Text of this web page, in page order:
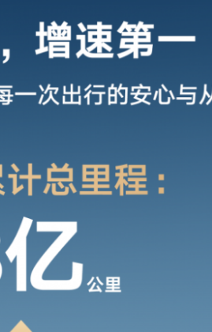
标线等全路况，实现出行、泊车全程
，车主用脚投票，用千里浩瀚就是